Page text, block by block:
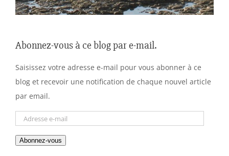
Abonnez-vous à ce blog par e-mail.
Saisissez votre adresse e-mail pour vous abonner à ce
blog et recevoir une notification de chaque nouvel article
par email.
Adresse
mail
Abonnez-vous